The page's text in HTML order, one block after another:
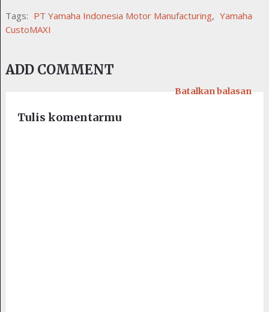
Tags: PT Yamaha Indonesia Motor Manufacturing, Yamaha
CustoMAXI
ADD COMMENT
Tulis komentarmu
Batalkan balasan